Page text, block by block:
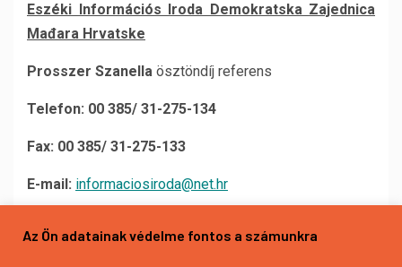
Eszéki Információs Iroda Demokratska Zajednica
Mađara Hrvatske
Prosszer Szanella ösztöndíj referens
Telefon: 00 385/ 31-275-134
Fax: 00 385/ 31-275-133
E-mail: informaciosiroda@net.hr
döntést követő 7 munkanapon belül postai feladásra
Az Ön adatainak védelme fontos a számunkra